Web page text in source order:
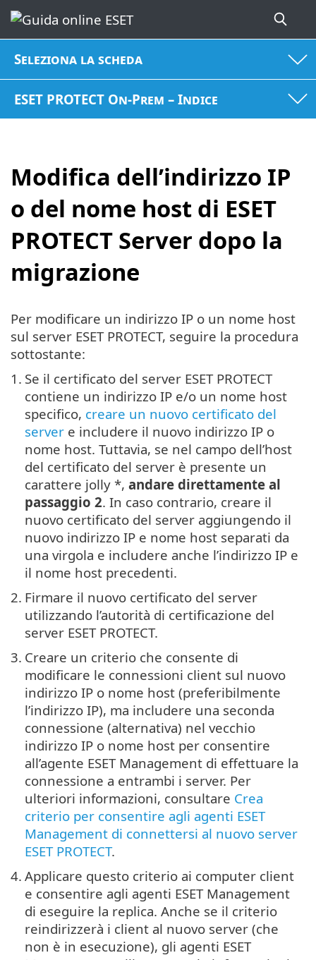
Seleziona la scheda
ESET PROTECT On-Prem – Indice
Modifica dell’indirizzo IP
o del nome host di ESET
PROTECT Server dopo la
migrazione
Per modificare un indirizzo IP o un nome host
sul server ESET PROTECT, seguire la procedura
sottostante:
1. Se il certificato del server ESET PROTECT
contiene un indirizzo IP e/o un nome host
specifico, creare un nuovo certificato del
server e includere il nuovo indirizzo IP o
nome host. Tuttavia, se nel campo dell’host
del certificato del server è presente un
carattere jolly *, andare direttamente al
passaggio 2. In caso contrario, creare il
nuovo certificato del server aggiungendo il
nuovo indirizzo IP e nome host separati da
una virgola e includere anche l’indirizzo IP e
il nome host precedenti.
2. Firmare il nuovo certificato del server
utilizzando l’autorità di certificazione del
server ESET PROTECT.
3. Creare un criterio che consente di
modificare le connessioni client sul nuovo
indirizzo IP o nome host (preferibilmente
l’indirizzo IP), ma includere una seconda
connessione (alternativa) nel vecchio
indirizzo IP o nome host per consentire
all’agente ESET Management di effettuare la
connessione a entrambi i server. Per
ulteriori informazioni, consultare Crea
criterio per consentire agli agenti ESET
Management di connettersi al nuovo server
ESET PROTECT.
4. Applicare questo criterio ai computer client
e consentire agli agenti ESET Management
di eseguire la replica. Anche se il criterio
reindirizzerà i client al nuovo server (che
non è in esecuzione), gli agenti ESET